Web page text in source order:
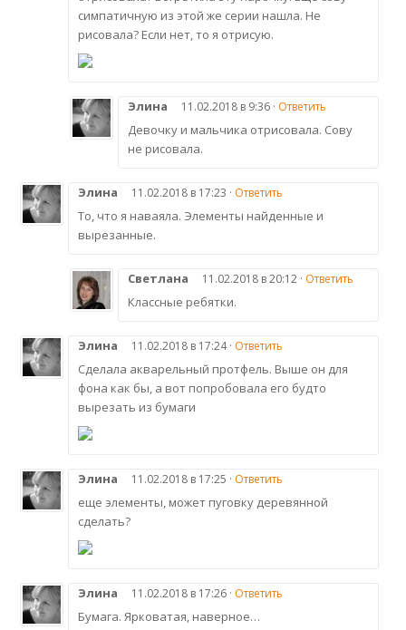
симпатичную из этой же серии нашла. Не
рисовала? Если нет, то я отрисую.
Элина 11.02.2018 в 9:36 · Ответить
Девочку и мальчика отрисовала. Сову
не рисовала.
Элина 11.02.2018 в 17:23 · Ответить
То, что я наваяла. Элементы найденные и
вырезанные.
Светлана 11.02.2018 в 20:12 · Ответить
Классные ребятки.
Элина 11.02.2018 в 17:24 · Ответить
Сделала акварельный протфель. Выше он для
фона как бы, а вот попробовала его будто
вырезать из бумаги
Элина 11.02.2018 в 17:25 · Ответить
еще элементы, может пуговку деревянной
сделать?
Элина 11.02.2018 в 17:26 · Ответить
Бумага. Ярковатая, наверное…